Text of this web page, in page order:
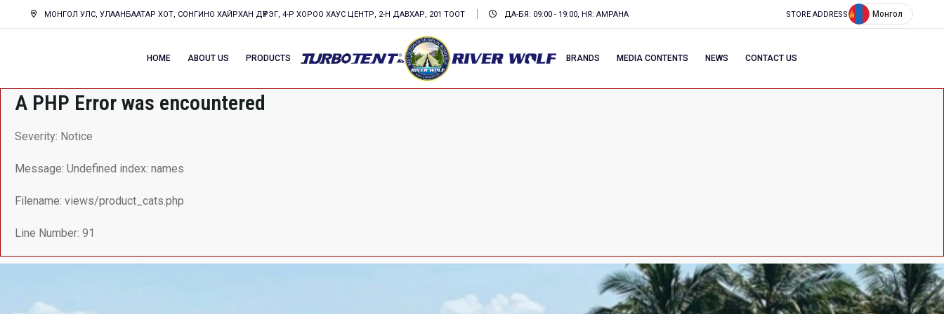
МОНГОЛ УЛС, УЛААНБААТАР ХОТ, СОНГИНО ХАЙРХАН ДҮҮРЭГ, 4-Р ХОРОО ХАУС ЦЕНТР, 2-Н ДАВХАР, 201 ТООТ ДА-БЯ: 09:00 - 19:00, НЯ: АМРАНА STORE ADDRESS Монгол
HOME ABOUT US PRODUCTS BRANDS MEDIA CONTENTS NEWS CONTACT US
A PHP Error was encountered
Severity: Notice
Message: Undefined index: names
Filename: views/product_cats.php
Line Number: 91